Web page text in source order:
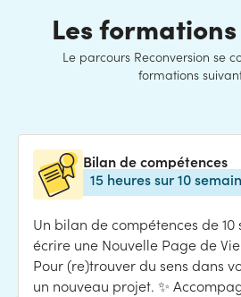
Les
Le parcours Reconversion se
formations
Bilan de compétences
15 heures sur 10
Un bilan de compétences de
écrire une Nouvelle Page de
Pour (re)trouver du sens dans
un nouveau projet. ✨